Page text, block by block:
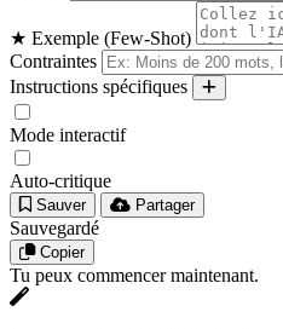
★ Exemple (Few-Shot)
Contraintes
Instructions spécifiques
Mode interactif
Auto-critique
Sauver Partager
Sauvegardé
Copier
Tu peux commencer maintenant.